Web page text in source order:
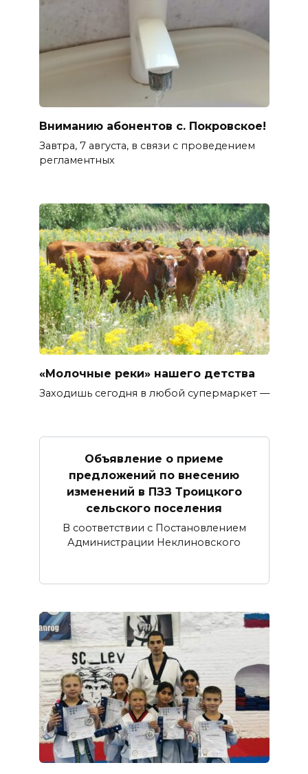
Вниманию абонентов с. Покровское!
Завтра, 7 августа, в связи с проведением
регламентных
«Молочные реки» нашего детства
Заходишь сегодня в любой супермаркет —
Объявление о приеме
предложений по внесению
изменений в ПЗЗ Троицкого
сельского поселения
В соответствии с Постановлением
Администрации Неклиновского